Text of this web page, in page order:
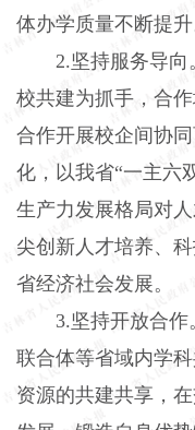
体办学质量不断提升
2.坚持服务导向
校共建为抓手，合
合作开展校企间协
化，以我省“一主六
生产力发展格局对
尖创新人才培养、
省经济社会发展。
3.坚持开放合作
联合体等省域内学
资源的共建共享，